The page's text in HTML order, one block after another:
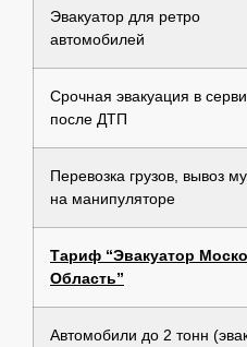
Эвакуатор для ретро
автомобилей
Срочная эвакуация в
после ДТП
Перевозка грузов, вывоз
на манипуляторе
Тариф “Эвакуатор
Область”
Автомобили до 2 тонн